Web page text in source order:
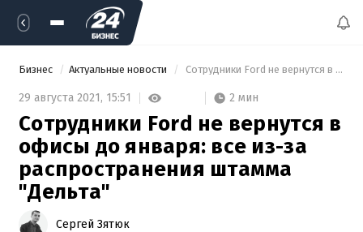
Бизнес Актуальные новости Сотрудники Ford не вернутся в офисы до января: все из-за распространения штамма "Дельта"
29 августа 2021, 15:51 2 мин
Сотрудники Ford не вернутся в
офисы до января: все из-за
распространения штамма
"Дельта"
Сергей Зятюк